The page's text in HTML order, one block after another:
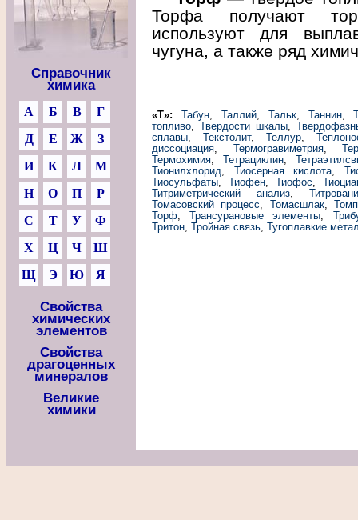
Справочник
химика
А Б В
Г
Д
Е Ж
З
И
К Л
М
Н
О П
Р
С
Т У
Ф
Х
Ц Ч
Ш
Щ
Э Ю Я
Свойства
химических
элементов
Свойства
драгоценных
минералов
Великие
химики
Торфа получают
используют для
чугуна, а также ряд
«Т»: Табун, Таллий, Тальк, Таннин,
топливо, Твердости шкалы,
сплавы, Текстолит, Теллур,
диссоциация, Термогравиметрия,
Термохимия,Тетрациклин,
Тионилхлорид, Тиосерная кислота,
Тиосульфаты, Тиофен, Тиофос,
Титриметрический анализ,
Томасовский процесс, Томасшлак,
Торф,Трансурановые элементы,
Тритон, Тройная связь, Тугоплавкие